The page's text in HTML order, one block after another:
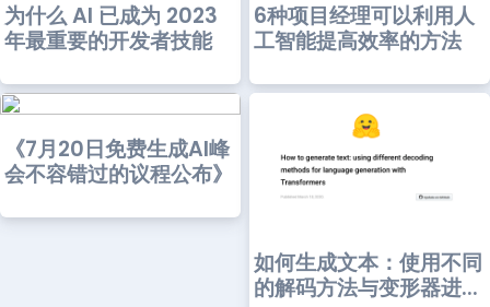
为什么 AI 已成为 2023
年最重要的开发者技能
6种项目经理可以利用人
工智能提高效率的方法
《7月20日免费生成AI峰
会不容错过的议程公布》
如何生成文本：使用不同
的解码方法与变形器进...